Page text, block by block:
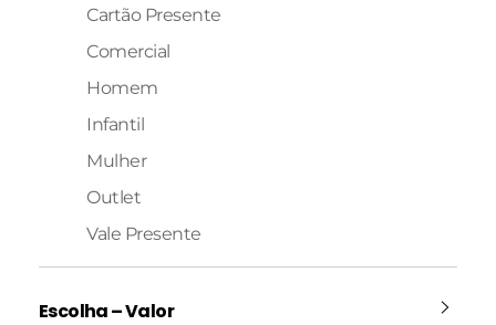
Cartão Presente
Comercial
Homem
Infantil
Mulher
Outlet
Vale Presente
Escolha – Valor